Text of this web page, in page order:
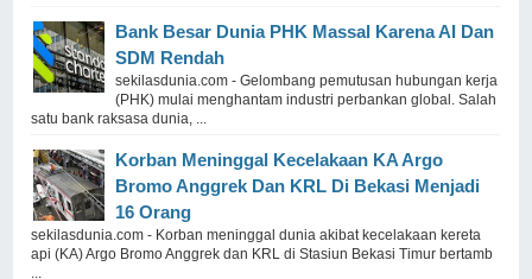
Bank Besar Dunia PHK Massal Karena AI Dan
SDM Rendah
sekilasdunia.com - Gelombang pemutusan hubungan kerja
(PHK) mulai menghantam industri perbankan global. Salah
satu bank raksasa dunia, ...
Korban Meninggal Kecelakaan KA Argo
Bromo Anggrek Dan KRL Di Bekasi Menjadi
16 Orang
sekilasdunia.com - Korban meninggal dunia akibat kecelakaan kereta
api (KA) Argo Bromo Anggrek dan KRL di Stasiun Bekasi Timur bertamb